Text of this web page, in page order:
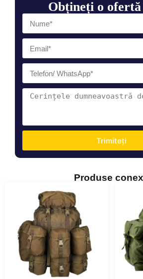
Obțineți o ofertă
Trimiteți
Produse